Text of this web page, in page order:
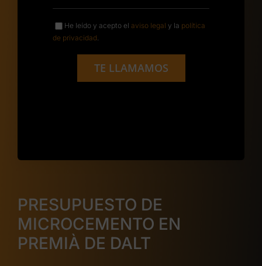
He leído y acepto el aviso legal y la política
de privacidad.
TE LLAMAMOS
PRESUPUESTO DE
MICROCEMENTO EN
PREMIÀ DE DALT